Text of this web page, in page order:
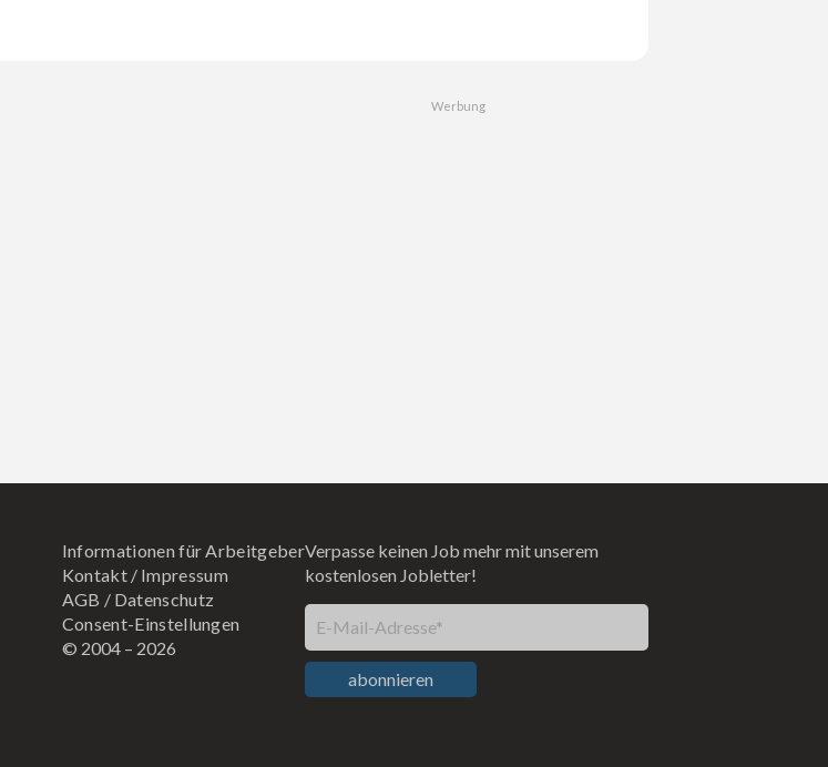
Informationen für Arbeitgeber
Kontakt/ Impressum
AGB / Datenschutz
Consent-Einstellungen
© 2004 – 2026
Verpasse keinen Job mehr mit unserem
kostenlosen Jobletter!
E-Mail-Adresse*
abonnieren